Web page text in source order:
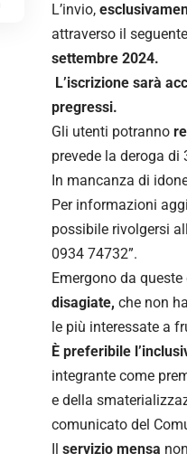
L’invio,
attraverso il
settembre 2024.
L’iscrizione sarà
pregressi.
Gli utenti potranno
prevede la deroga
In mancanza di
Per informazioni
possibile rivolgersi
0934 74732”.
Emergono da
disagiate, che non
le più interessate a
È preferibile
integrante come
e della
comunicato del
Il servizio mensa